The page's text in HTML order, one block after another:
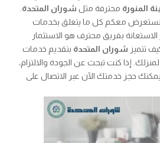
المنورة محترفة مثل شوران المتحدة
معكم كل ما يتعلق بخدمات
بفريق محترف هو الاستثمار
تتميز شوران المتحدة بتقديم خدمات
إذا كنت تبحث عن الجودة والالتزام،
حجز خدمتك الآن عبر الاتصال على